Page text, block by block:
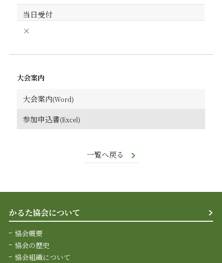
当日受付
×
大会案内
大会案内
参加申込書
一覧へ戻る
かるた協会について
協会概要
協会の歴史
協会組織について